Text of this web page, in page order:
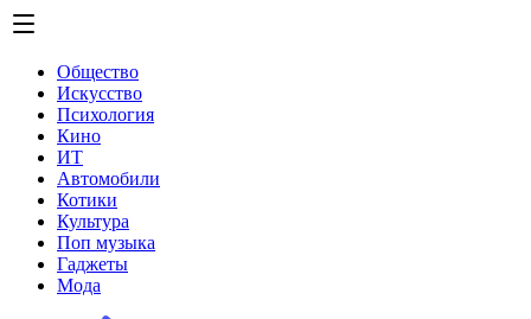
Общество
Искусство
Психология
Кино
ИТ
Автомобили
Котики
Культура
Поп музыка
Гаджеты
Мода